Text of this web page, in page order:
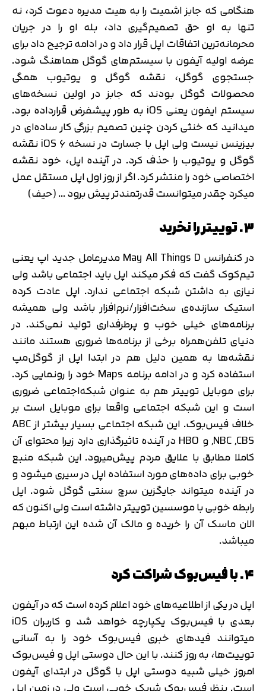
هنگامی که جابز اشمیت را به هیت مدیره دعوت کرد، نه
تنها به او حق تصمیم‌گیری داد، بله او را در جریان
محرمانه‌ترین اتفاقات اپل قرار داد و در ادامه ترجیح داد برای
عرضه اولیه آیفون با سیستم‌های گوگل هماهنگ شود.
جستجوی گوگل، نقشه گوگل و یوتیوب همگی
محصولات گوگل بودند که جابز در اولین نسخه‌های
سیستم ایفون یعنی iOS به طور پیشفرض قرارداده بود.
میدانید که خنثی کردن چنین تصمیم بزرگی کار ساده‌ای در
بیزینس نیست ولی اپل با جسارت در نسخه iOS 6 نقشه
گوگل و یوتیوب را حذف کرد. در آینده اپل، خود نقشه
اختصاصی خود را منتشر کرد. اگر از روز اول اپل مستقل عمل
میکرد چقدر میتوانست قدرتمندتر پیش برود … (حیف)
۳. توییتر را نخرید
در کنفرانس May All Things D مدیرعامل جدید اپ یعنی
تیم‌کوک گفت که فکر میکند اپل باید اجتماعی باشد ولی
نیازی به داشتن شبکه اجتماعی ندارد. اپل عادت کرده
استیک سازنده‌ی سخت‌افزار/نرم‌افزار باشد ولی همیشه
برنامه‌های خیلی خوب و پرطرفداری تولید نمی‌کند. در
دنیای تلفن‌همراه برخی از برنامه‌ها ضروری هستند مانند
نقشه‌ها به همین دلیل هم در ابتدا اپل از گوگل‌مپ
استفاده کرد و در ادامه برنامه Maps خود را رونمایی کرد.
برای موبایل توییتر هم به عنوان شبکه‌اجتماعی ضروری
است و این شبکه اجتماعی واقعا برای موبایل است بر
خلاف فیس‌بوک. این شبکه اجتماعی بسیار بیشتر از ABC
,NBC ,CBS و HBO در آینده تاثیرگذاری دارد زیرا محتوای آن
کاملا مطابق با علایق مردم پیش‌میرود. این شبکه منبع
خوبی برای داده‌های مورد استفاده اپل در سیری میشود و
در آینده میتواند جایگزین سرچ سنتی گوگل شود. اپل
رابطه خوبی با موسسین توییتر داشته است ولی اکنون که
الان ماسک آن را خریده و مالک آن شده این ارتباط مبهم
میباشد.
۴. با فیس‌بوک شراکت کرد
اپل در یکی از اطلاعیه‌های خود اعلام کرده است که در آیفون
بعدی با فیس‌بوک یکپارچه خواهد شد و کاربران iOS
میتوانند فیدهای خبری فیس‌بوک خود را به آسانی
توییت‌ها، به روز کنند. با این حال دوستی اپل و فیس‌بوک
امروز خیلی شبیه دوستی اپل با گوگل در ابتدای آیفون